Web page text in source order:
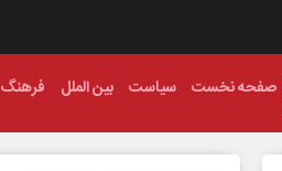
صفحه نخست سیاست بین الملل فرهنگ